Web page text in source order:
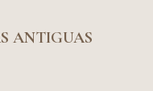
ANTIGUAS